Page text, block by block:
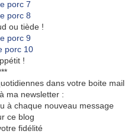
ou tiède !
!
dans votre boite mail
ma newsletter :
à chaque nouveau message
ce blog
fidélité